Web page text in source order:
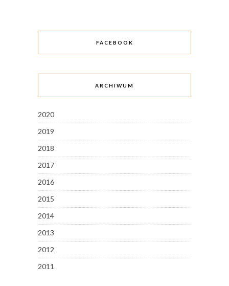
FACEBOOK
ARCHIWUM
2020
2019
2018
2017
2016
2015
2014
2013
2012
2011